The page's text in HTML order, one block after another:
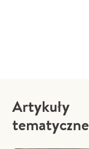
Artykuły
tematyczne